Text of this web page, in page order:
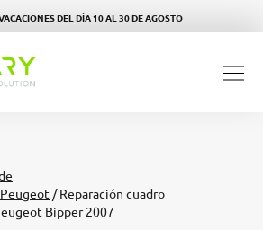
DEL DÍA 10 AL 30 DE AGOSTO
Peugeot / Reparación cuadro
Bipper 2007